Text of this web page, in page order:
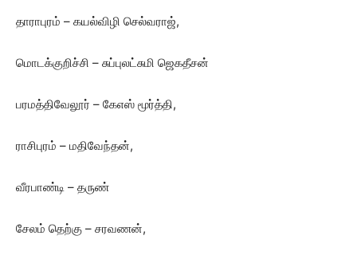
தாராபுரம் – கயல்விழி செல்வராஜ்,
மொடக்குறிச்சி – சுப்புலட்சுமி ஜெகதீசன்
பரமத்திவேலூர் – கேஎஸ் மூர்த்தி,
ராசிபுரம் – மதிவேந்தன்,
வீரபாண்டி – தருண்
சேலம் தெற்கு – சரவணன்,